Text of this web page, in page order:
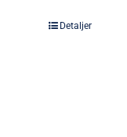
Detaljer